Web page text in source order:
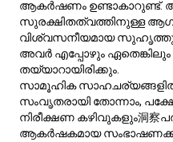
ഉണ്ടാക്കുന്നു. 5w6
അന്തർമുഖികളാണ്,
വ്യക്തിഗത സ്ഥലത്തെയും
സമൂഹത്തിന്റെ
ബോധവാന്മാരാണ്. അവരുടെ
ഉത്തരവാദിത്തബോധവും
അർത്ഥപൂർണ്ണമായി
അനുബന്ധമാണ്.
സാമൂഹിക